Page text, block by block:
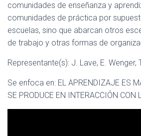
comunidades de enseñanza y
comunidades de práctica por
escuelas, sino que abarcan otros
de trabajo y otras formas de
Representante(s): J. Lave, E. Wenger,
Se enfoca en: EL APRENDIZAJE ES
SE PRODUCE EN INTERACCIÓN CON